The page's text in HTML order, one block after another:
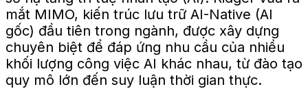
mắt MIMO, kiến ​​trúc lưu trữ AI-Native (AI
gốc) đầu tiên trong ngành, được xây dựng
chuyên biệt để đáp ứng nhu cầu của nhiều
khối lượng công việc AI khác nhau, từ đào tạo
quy mô lớn đến suy luận thời gian thực.